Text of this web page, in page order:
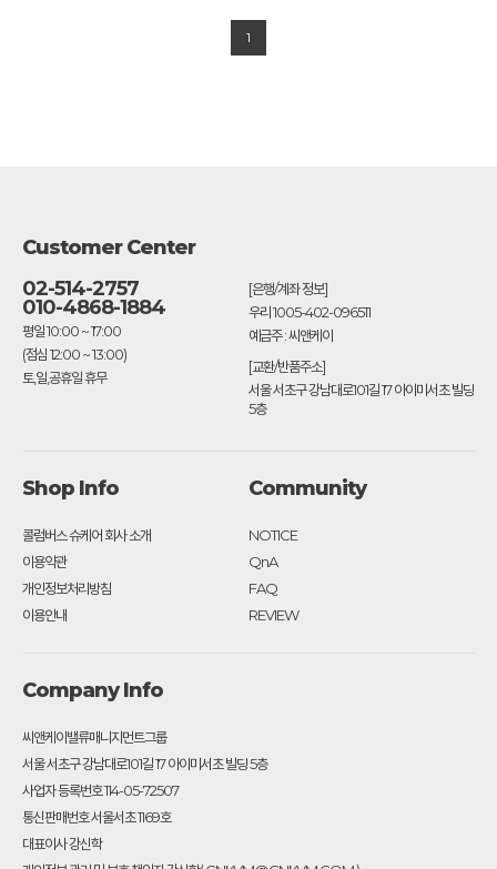
1
Customer Center
02-514-2757
010-4868-1884
평일 10:00 ~ 17:00
(점심 12:00 ~ 13:00)
토,일,공휴일 휴무
[은행/계좌 정보]
우리 1005-402-096511
예금주 : 씨앤케이
[교환/반품주소]
서울 서초구 강남대로101길 17 아이미서초 빌딩
5층
Shop Info
콜럼버스 슈케어 회사 소개
이용약관
개인정보처리방침
이용안내
Community
NOTICE
QnA
FAQ
REVIEW
Company Info
씨앤케이밸류매니지먼트그룹
서울 서초구 강남대로101길 17 아이미서초 빌딩 5층
사업자 등록번호 114-05-72507
통신판매번호 서울서초 1169호
대표이사 강신학